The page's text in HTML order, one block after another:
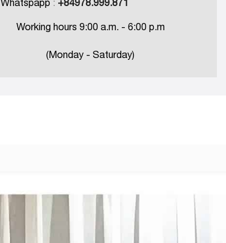
Whatspapp : +84978.999.871
Working hours 9:00 a.m. - 6:00 p.m
(Monday - Saturday)